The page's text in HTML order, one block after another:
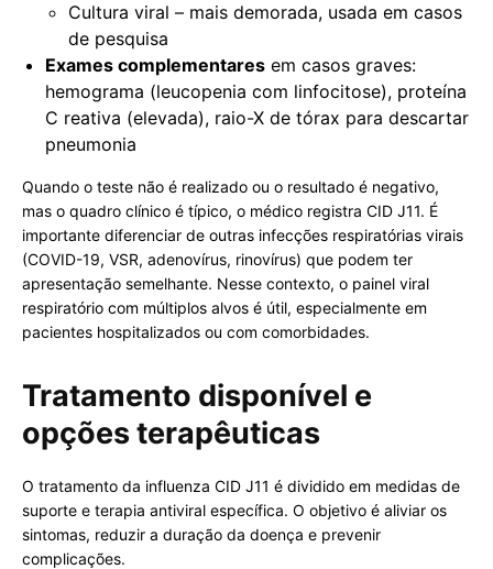
Cultura viral – mais demorada, usada em casos
de pesquisa
Exames complementares em casos graves:
hemograma (leucopenia com linfocitose), proteína
C reativa (elevada), raio-X de tórax para descartar
pneumonia
Quando o teste não é realizado ou o resultado é negativo,
mas o quadro clínico é típico, o médico registra CID J11. É
importante diferenciar de outras infecções respiratórias virais
(COVID-19, VSR, adenovírus, rinovírus) que podem ter
apresentação semelhante. Nesse contexto, o painel viral
respiratório com múltiplos alvos é útil, especialmente em
pacientes hospitalizados ou com comorbidades.
Tratamento disponível e
opções terapêuticas
O tratamento da influenza CID J11 é dividido em medidas de
suporte e terapia antiviral específica. O objetivo é aliviar os
sintomas, reduzir a duração da doença e prevenir
complicações.